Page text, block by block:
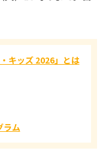
キッズ 2026」とは
ラム